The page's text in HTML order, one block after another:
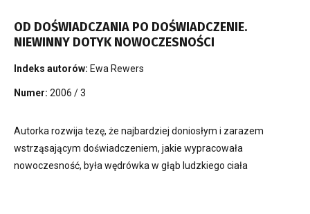
OD DOŚWIADCZANIA PO DOŚWIADCZENIE.
NIEWINNY DOTYK NOWOCZESNOŚCI
Indeks autorów: Ewa Rewers
Numer: 2006 / 3
Autorka rozwija tezę, że najbardziej doniosłym i zarazem
wstrząsającym doświadczeniem, jakie wypracowała
nowoczesność, była wędrówka w głąb ludzkiego ciała